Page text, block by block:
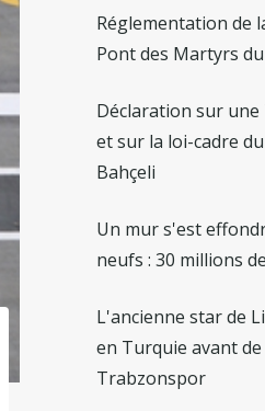
Réglementation de
Pont des Martyrs
Déclaration sur
et sur la loi-cadre
Bahçeli
Un mur s'est
neufs : 30 millions
L'ancienne star de
en Turquie avant
Trabzonspor